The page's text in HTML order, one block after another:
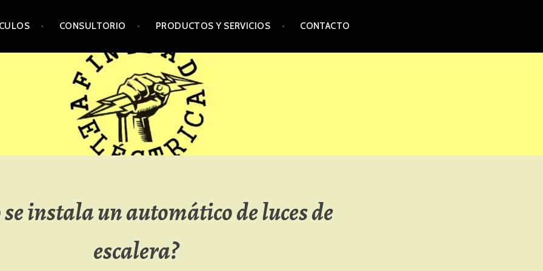
CONSULTORIO PRODUCTOS Y SERVICIOS CONTACTO
se instala un automático de luces de
escalera?